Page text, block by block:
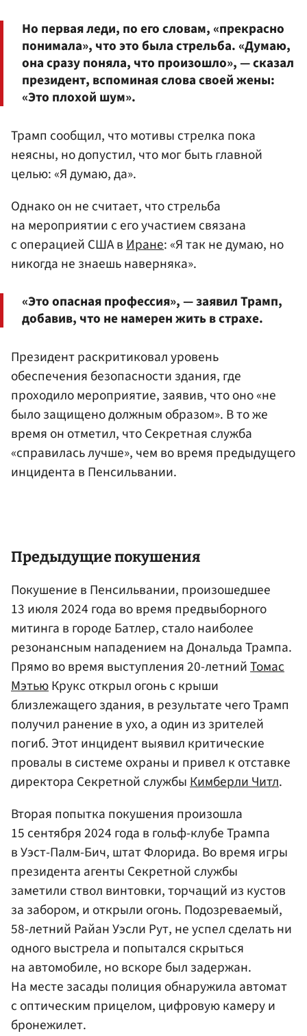
Но первая леди, по его словам, «прекрасно
понимала», что это была стрельба. «Думаю,
она сразу поняла, что произошло», — сказал
президент, вспоминая слова своей жены:
«Это плохой шум».
Трамп сообщил, что мотивы стрелка пока
неясны, но допустил, что мог быть главной
целью: «Я думаю, да».
Однако он не считает, что стрельба
на мероприятии с его участием связана
с операцией США вИране: «Я так не думаю, но
никогда не знаешь наверняка».
«Это опасная профессия», — заявил Трамп,
добавив, что не намерен жить в страхе.
Президент раскритиковал уровень
обеспечения безопасности здания, где
проходило мероприятие, заявив, что оно «не
было защищено должным образом». В то же
время он отметил, что Секретная служба
«справилась лучше», чем во время предыдущего
инцидента в Пенсильвании.
Предыдущие покушения
Покушение в Пенсильвании, произошедшее
13 июля 2024 года во время предвыборного
митинга в городе Батлер, стало наиболее
резонансным нападением на Дональда Трампа.
Прямо во время выступления 20-летнийТомас
МэтьюКрукс открыл огонь с крыши
близлежащего здания, в результате чего Трамп
получил ранение в ухо, а один из зрителей
погиб. Этот инцидент выявил критические
провалы в системе охраны и привел к отставке
директора Секретной службыКимберли Читл.
Вторая попытка покушения произошла
15 сентября 2024 года в гольф-клубе Трампа
в Уэст-Палм-Бич, штат Флорида. Во время игры
президента агенты Секретной службы
заметили ствол винтовки, торчащий из кустов
за забором, и открыли огонь. Подозреваемый,
58-летний Райан Уэсли Рут, не успел сделать ни
одного выстрела и попытался скрыться
на автомобиле, но вскоре был задержан.
На месте засады полиция обнаружила автомат
с оптическим прицелом, цифровую камеру и
бронежилет.